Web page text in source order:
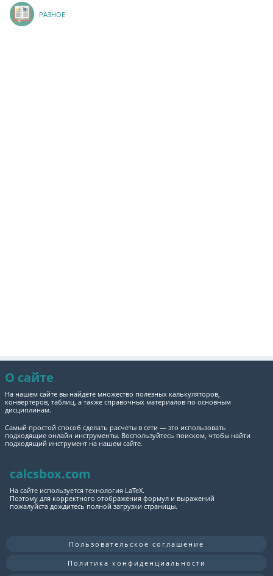
РАЗНОЕ
О сайте
На нашем сайте вы найдете множество полезных калькуляторов,
конвертеров, таблиц, а также справочных материалов по основным
дисциплинам.
Самый простой способ сделать расчеты в сети — это использовать
подходящие онлайн инструменты. Воспользуйтесь поиском, чтобы найти
подходящий инструмент на нашем сайте.
calcsbox.com
На сайте используется технология LaTeX.
Поэтому для корректного отображения формул и выражений
пожалуйста дождитесь полной загрузки страницы.
Пользовательское соглашение
Политика конфиденциальности